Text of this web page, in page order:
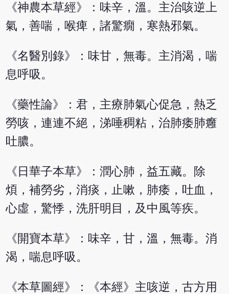
《神農本草經》：味辛，溫。主治咳逆上
氣，善喘，喉痺，諸驚癇，寒熱邪氣。
《名醫別錄》：味甘，無毒。主消渴，喘
息呼吸。
《藥性論》：君，主療肺氣心促急，熱乏
勞咳，連連不絕，涕唾稠粘，治肺痿肺癰
吐膿。
《日華子本草》：潤心肺，益五藏。除
煩，補勞劣，消痰，止嗽，肺痿，吐血，
心虛，驚悸，洗肝明目，及中風等疾。
《開寶本草》：味辛，甘，溫，無毒。消
渴，喘息呼吸。
《本草圖經》：《本經》主咳逆，古方用